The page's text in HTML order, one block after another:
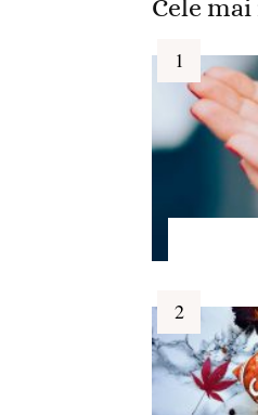
Cele